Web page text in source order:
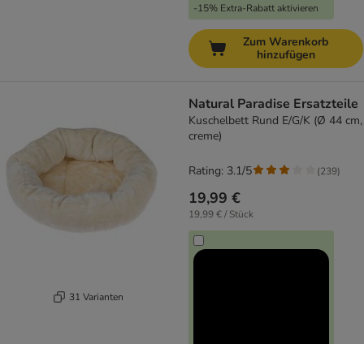
-15% Extra-Rabatt aktivieren
Zum Warenkorb
hinzufügen
31 Varianten
Natural Paradise Ersatzteile
Kuschelbett Rund E/G/K (Ø 44 cm,
creme)
19,99 €
19,99 € / Stück
Rating: 3.1/5 (239)